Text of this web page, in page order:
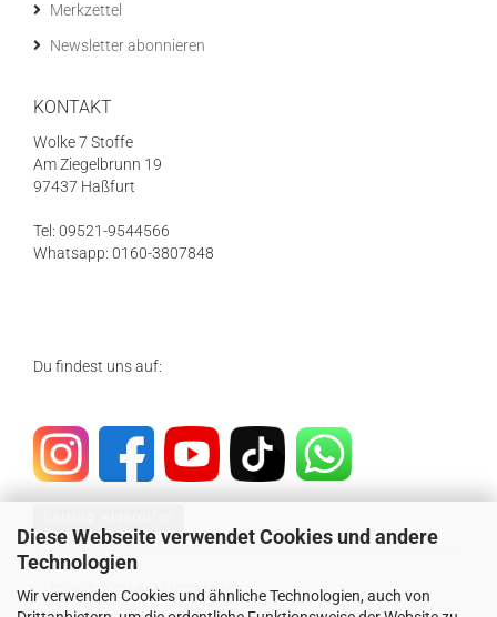
Diese Webseite verwendet Cookies und andere
Technologien
Wir verwenden Cookies und ähnliche Technologien, auch von
Merkzettel
Newsletter abonnieren
KONTAKT
Wolke 7 Stoffe
Am Ziegelbrunn 19
97437 Haßfurt
Tel: 09521-9544566
Whatsapp: 0160-3807848
Du findest uns auf:
SICHER EINKAUFEN MIT